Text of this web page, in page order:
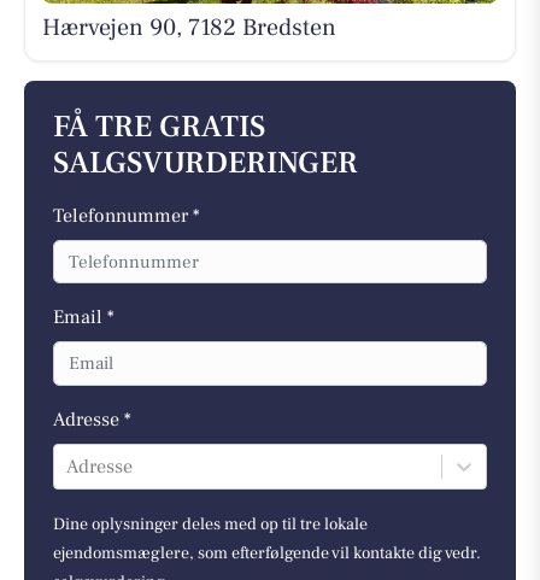
Hærvejen 90, 7182 Bredsten
FÅ TRE GRATIS
SALGSVURDERINGER
Telefonnummer *
Email *
Adresse *
Adresse
Dine oplysninger deles med op til tre lokale
ejendomsmæglere, som efterfølgende vil kontakte dig vedr.